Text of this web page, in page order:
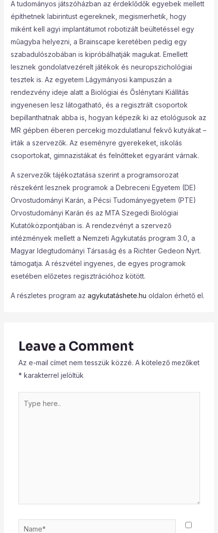
A tudományos játszóházban az érdeklődők egyebek mellett
építhetnek labirintust egereknek, megismerhetik, hogy
miként kell agyi implantátumot robotizált beültetéssel egy
műagyba helyezni, a Brainscape keretében pedig egy
szabadulószobában is kipróbálhatják magukat. Emellett
lesznek gondolatvezérelt játékok és neuropszichológiai
tesztek is. Az egyetem Lágymányosi kampuszán a
rendezvény ideje alatt a Biológiai és Őslénytani Kiállítás
ingyenesen lesz látogatható, és a regisztrált csoportok
bepillanthatnak abba is, hogyan képezik ki az etológusok az
MR gépben éberen percekig mozdulatlanul fekvő kutyákat –
írták a szervezők. Az eseményre gyerekeket, iskolás
csoportokat, gimnazistákat és felnőtteket egyaránt várnak.
A szervezők tájékoztatása szerint a programsorozat
részeként lesznek programok a Debreceni Egyetem (DE)
Orvostudományi Karán, a Pécsi Tudományegyetem (PTE)
Orvostudományi Karán és az MTA Szegedi Biológiai
Kutatóközpontjában is. A rendezvényt a szervező
intézmények mellett a Nemzeti Agykutatás program 3.0, a
Magyar Idegtudományi Társaság és a Richter Gedeon Nyrt.
támogatja. A részvétel ingyenes, de egyes programok
esetében előzetes regisztrációhoz kötött.
A részletes program az agykutatáshete.hu oldalon érhető el.
Leave a Comment
Az e-mail címet nem tesszük közzé. A kötelező mezőket
* karakterrel jelöltük
here..
Name*